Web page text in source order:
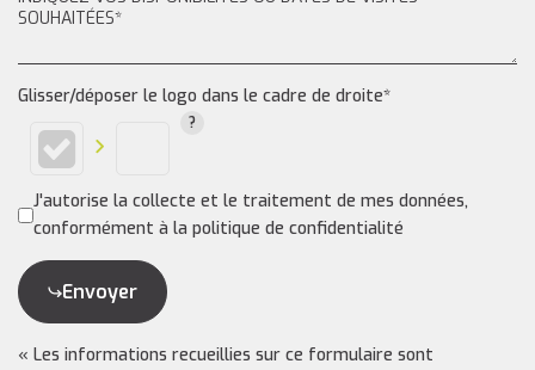
Glisser/déposer le logo dans le cadre de droite*
J'autorise la collecte et le traitement de mes données,
conformément à la politique de confidentialité
Envoyer
« Les informations recueillies sur ce formulaire sont